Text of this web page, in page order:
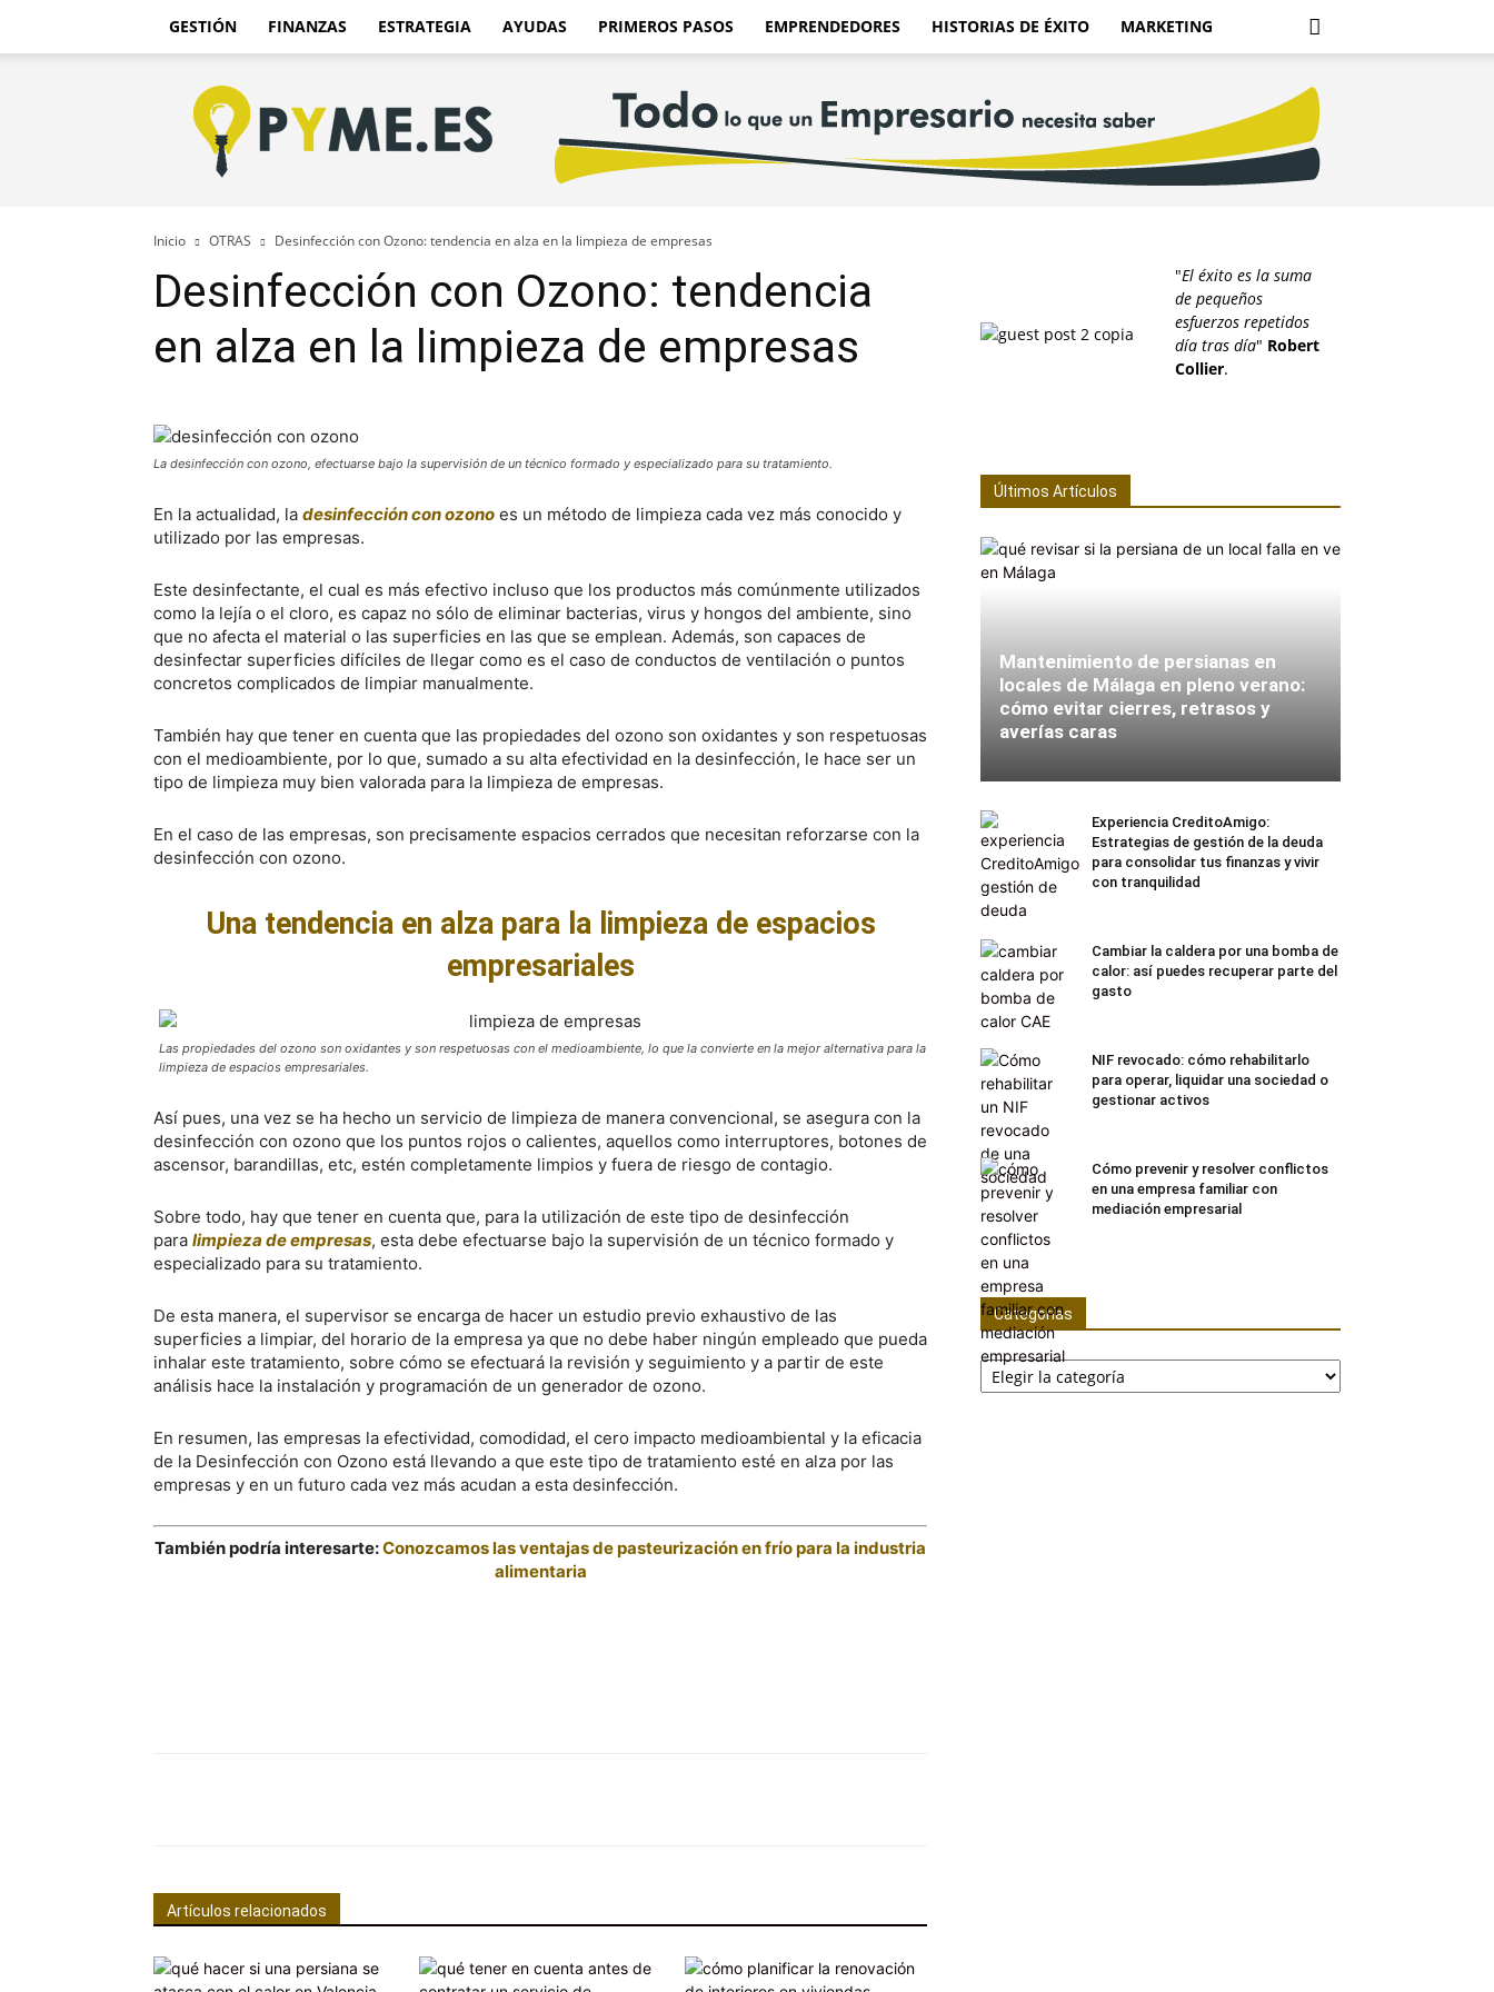
GESTIÓN FINANZAS ESTRATEGIA AYUDAS PRIMEROS PASOS EMPRENDEDORES HISTORIAS DE ÉXITO MARKETING
Pyme.es
–
Portal
PYME
de
Inicio OTRAS Desinfección con Ozono: tendencia en alza en la limpieza de empresas
Desinfección con Ozono: tendencia
en alza en la limpieza de empresas
La desinfección con ozono, efectuarse bajo la supervisión de un técnico formado y especializado para su tratamiento.
En la actualidad, la desinfección con ozono es un método de limpieza cada vez más conocido y
utilizado por las empresas.
Este desinfectante, el cual es más efectivo incluso que los productos más comúnmente utilizados
como la lejía o el cloro, es capaz no sólo de eliminar bacterias, virus y hongos del ambiente, sino
que no afecta el material o las superficies en las que se emplean. Además, son capaces de
desinfectar superficies difíciles de llegar como es el caso de conductos de ventilación o puntos
concretos complicados de limpiar manualmente.
También hay que tener en cuenta que las propiedades del ozono son oxidantes y son respetuosas
con el medioambiente, por lo que, sumado a su alta efectividad en la desinfección, le hace ser un
tipo de limpieza muy bien valorada para la limpieza de empresas.
En el caso de las empresas, son precisamente espacios cerrados que necesitan reforzarse con la
desinfección con ozono.
Una tendencia en alza para la limpieza de espacios
empresariales
Las propiedades del ozono son oxidantes y son respetuosas con el medioambiente, lo que la convierte en la mejor alternativa para la
limpieza de espacios empresariales.
Así pues, una vez se ha hecho un servicio de limpieza de manera convencional, se asegura con la
desinfección con ozono que los puntos rojos o calientes, aquellos como interruptores, botones de
ascensor, barandillas, etc, estén completamente limpios y fuera de riesgo de contagio.
Sobre todo, hay que tener en cuenta que, para la utilización de este tipo de desinfección
para limpieza de empresas, esta debe efectuarse bajo la supervisión de un técnico formado y
especializado para su tratamiento.
De esta manera, el supervisor se encarga de hacer un estudio previo exhaustivo de las
superficies a limpiar, del horario de la empresa ya que no debe haber ningún empleado que pueda
inhalar este tratamiento, sobre cómo se efectuará la revisión y seguimiento y a partir de este
análisis hace la instalación y programación de un generador de ozono.
En resumen, las empresas la efectividad, comodidad, el cero impacto medioambiental y la eficacia
de la Desinfección con Ozono está llevando a que este tipo de tratamiento esté en alza por las
empresas y en un futuro cada vez más acudan a esta desinfección.
También podría interesarte:Conozcamos las ventajas de pasteurización en frío para la industria
alimentaria
Artículos relacionados
"El éxito es la suma
de pequeños
esfuerzos repetidos
día tras día" Robert
Collier.
Últimos Artículos
Mantenimiento de persianas en
locales de Málaga en pleno verano:
cómo evitar cierres, retrasos y
averías caras
Experiencia CreditoAmigo:
Estrategias de gestión de la deuda
para consolidar tus finanzas y vivir
con tranquilidad
Cambiar la caldera por una bomba de
calor: así puedes recuperar parte del
gasto
NIF revocado: cómo rehabilitarlo
para operar, liquidar una sociedad o
gestionar activos
Cómo prevenir y resolver conflictos
en una empresa familiar con
mediación empresarial
Categorías
Categorías